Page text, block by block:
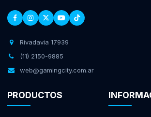
Rivadavia 17939
(11) 2150-9885
web@gamingcity.com.ar
PRODUCTOS